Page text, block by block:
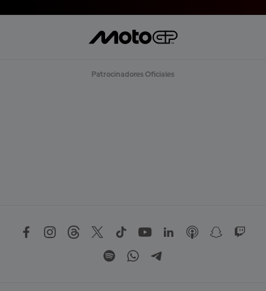
Patrocinadores Oficiales